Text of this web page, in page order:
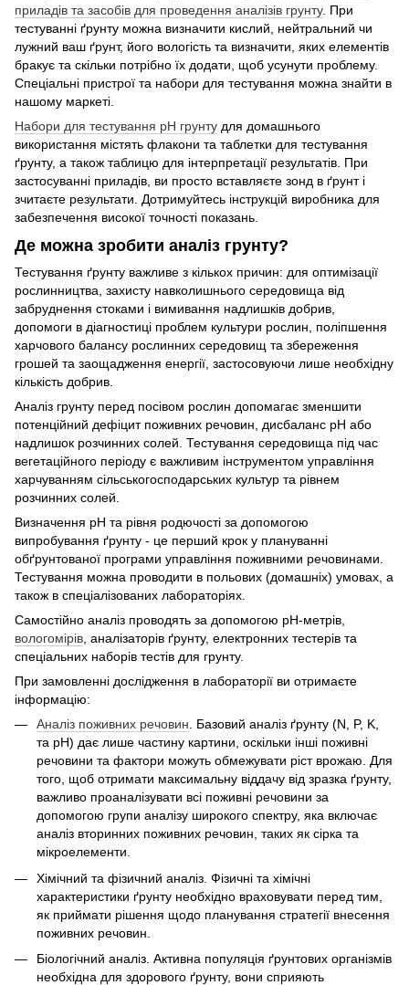
приладів та засобів для проведення аналізів грунту. При
тестуванні ґрунту можна визначити кислий, нейтральний чи
лужний ваш ґрунт, його вологість та визначити, яких елементів
бракує та скільки потрібно їх додати, щоб усунути проблему.
Спеціальні пристрої та набори для тестування можна знайти в
нашому маркеті.
Набори для тестування рН грунту для домашнього
використання містять флакони та таблетки для тестування
ґрунту, а також таблицю для інтерпретації результатів. При
застосуванні приладів, ви просто вставляєте зонд в ґрунт і
зчитаєте результати. Дотримуйтесь інструкцій виробника для
забезпечення високої точності показань.
Де можна зробити аналіз грунту?
Тестування ґрунту важливе з кількох причин: для оптимізації
рослинництва, захисту навколишнього середовища від
забруднення стоками і вимивання надлишків добрив,
допомоги в діагностиці проблем культури рослин, поліпшення
харчового балансу рослинних середовищ та збереження
грошей та заощадження енергії, застосовуючи лише необхідну
кількість добрив.
Аналіз грунту перед посівом рослин допомагає зменшити
потенційний дефіцит поживних речовин, дисбаланс рН або
надлишок розчинних солей. Тестування середовища під час
вегетаційного періоду є важливим інструментом управління
харчуванням сільськогосподарських культур та рівнем
розчинних солей.
Визначення рН та рівня родючості за допомогою
випробування ґрунту - це перший крок у плануванні
обґрунтованої програми управління поживними речовинами.
Тестування можна проводити в польових (домашніх) умовах, а
також в спеціалізованих лабораторіях.
Самостійно аналіз проводять за допомогою рН-метрів,
вологомірів , аналізаторів ґрунту, електронних тестерів та
спеціальних наборів тестів для грунту.
При замовленні дослідження в лабораторії ви отримаєте
інформацію:
Аналіз поживних речовин . Базовий аналіз ґрунту (N, P, K,
та pH) дає лише частину картини, оскільки інші поживні
речовини та фактори можуть обмежувати ріст врожаю. Для
того, щоб отримати максимальну віддачу від зразка ґрунту,
важливо проаналізувати всі поживні речовини за
допомогою групи аналізу широкого спектру, яка включає
аналіз вторинних поживних речовин, таких як сірка та
мікроелементи.
Хімічний та фізичний аналіз. Фізичні та хімічні
характеристики ґрунту необхідно враховувати перед тим,
як приймати рішення щодо планування стратегії внесення
поживних речовин.
Біологічний аналіз. Активна популяція ґрунтових організмів
необхідна для здорового ґрунту, вони сприяють